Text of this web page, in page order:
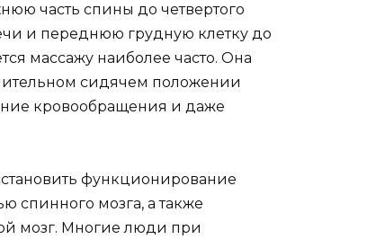
часть спины до четвертого
и переднюю грудную клетку до
массажу наиболее часто. Она
сидячем положении
кровообращения и даже
функционирование
спинного мозга, а также
мозг. Многие люди при